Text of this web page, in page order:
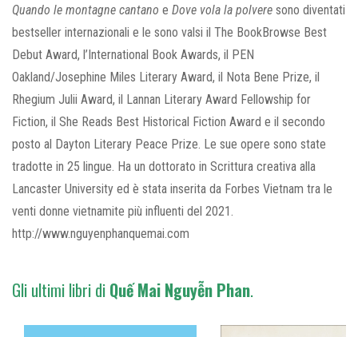
Quando le montagne cantano e Dove vola la polvere sono diventati
bestseller internazionali e le sono valsi il The BookBrowse Best
Debut Award, l’International Book Awards, il PEN
Oakland/Josephine Miles Literary Award, il Nota Bene Prize, il
Rhegium Julii Award, il Lannan Literary Award Fellowship for
Fiction, il She Reads Best Historical Fiction Award e il secondo
posto al Dayton Literary Peace Prize. Le sue opere sono state
tradotte in 25 lingue. Ha un dottorato in Scrittura creativa alla
Lancaster University ed è stata inserita da Forbes Vietnam tra le
venti donne vietnamite più influenti del 2021.
http://www.nguyenphanquemai.com
Gli ultimi libri di Quế Mai Nguyễn Phan.